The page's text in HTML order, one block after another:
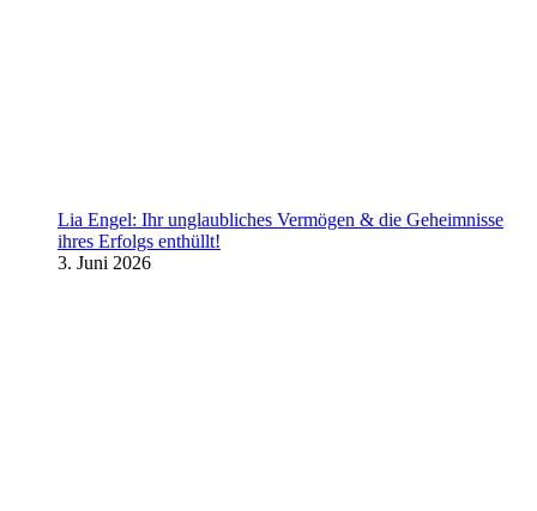
Lia Engel: Ihr unglaubliches Vermögen & die Geheimnisse
ihres Erfolgs enthüllt!
3. Juni 2026